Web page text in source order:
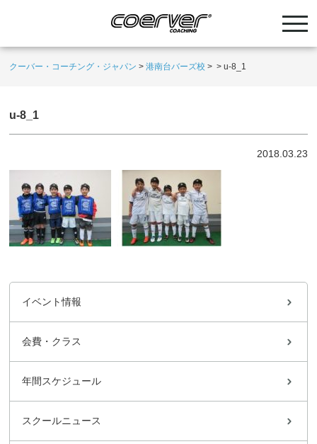
クーバー・コーチング・ジャパン >港南台バーズ校 > >u-8_1
u-8_1
2018.03.23
イベント情報
会費・クラス
年間スケジュール
スクールニュース